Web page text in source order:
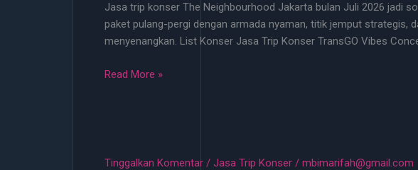
April
2026
Mulai
Jasa trip konser The Neighbourhood Jakarta bulan Juli 2026 jadi
paket pulang-pergi dengan armada nyaman, titik jemput strategis,
menyenangkan. List Konser Jasa Trip Konser TransGO Vibes
Jasa
Jakarta
Read More »
Tinggalkan Komentar / Jasa Trip Konser / mbimarifah@gmail.com